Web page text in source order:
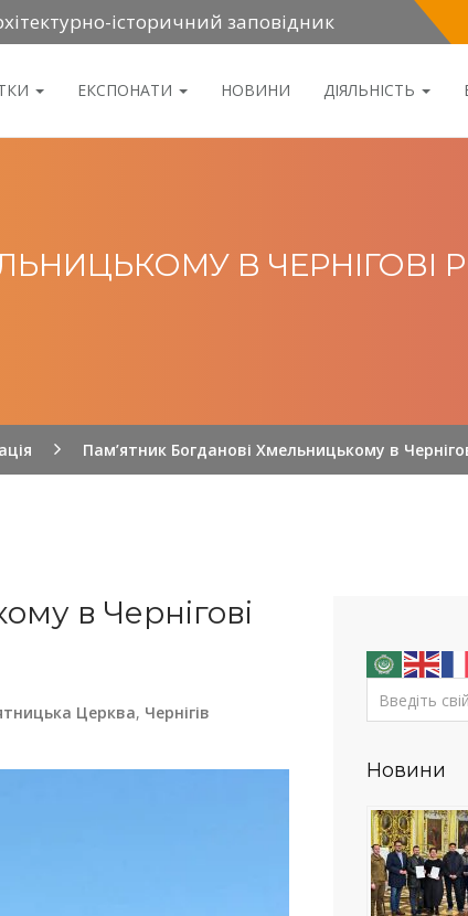
історичний заповідник
ЕКСПОНАТИ НОВИНИ ДІЯЛЬНІСТЬ
В ЧЕРНІГОВІ
Пам’ятник Богданові Хмельницькому в
в Чернігові
Церква, Чернігів
Новини